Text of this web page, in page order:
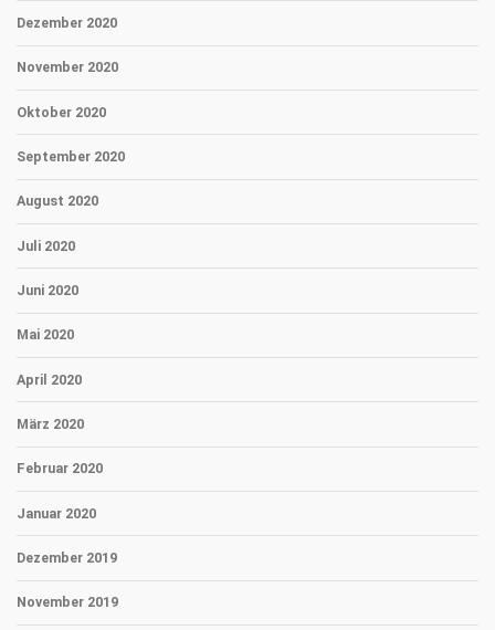
Dezember 2020
November 2020
Oktober 2020
September 2020
August 2020
Juli 2020
Juni 2020
Mai 2020
April 2020
März 2020
Februar 2020
Januar 2020
Dezember 2019
November 2019